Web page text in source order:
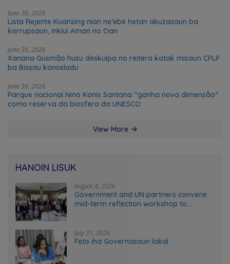
June 30, 2026
Lista Rejente Kuansing nian ne’ebé hetan akuzasaun ba
korrupsaun, inklui Aman no Oan
June 30, 2026
Xanana Gusmão husu deskulpa no reitera katak misaun CPLP
ba Bissau kanseladu
June 30, 2026
Parque nacional Nino Konis Santana “ganha nova dimensão”
como reserva da biosfera da UNESCO
View More
HANOIN LISUK
August 4, 2026
Government and UN partners convene
mid-term reflection workshop to
July 31, 2026
Feto iha Governasaun lokal